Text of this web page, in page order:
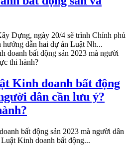
Dựng, ngày 20/4 sẽ trình Chính phủ
hướng dẫn hai dự án Luật Nh...
Kinh doanh bất động
dân cần lưu ý?
bất động sản 2023 mà người dân
Kinh doanh bất động...